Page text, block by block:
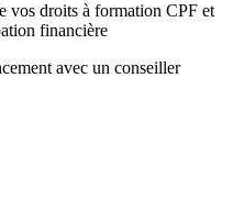
vos droits à formation CPF et
financière
avec un conseiller